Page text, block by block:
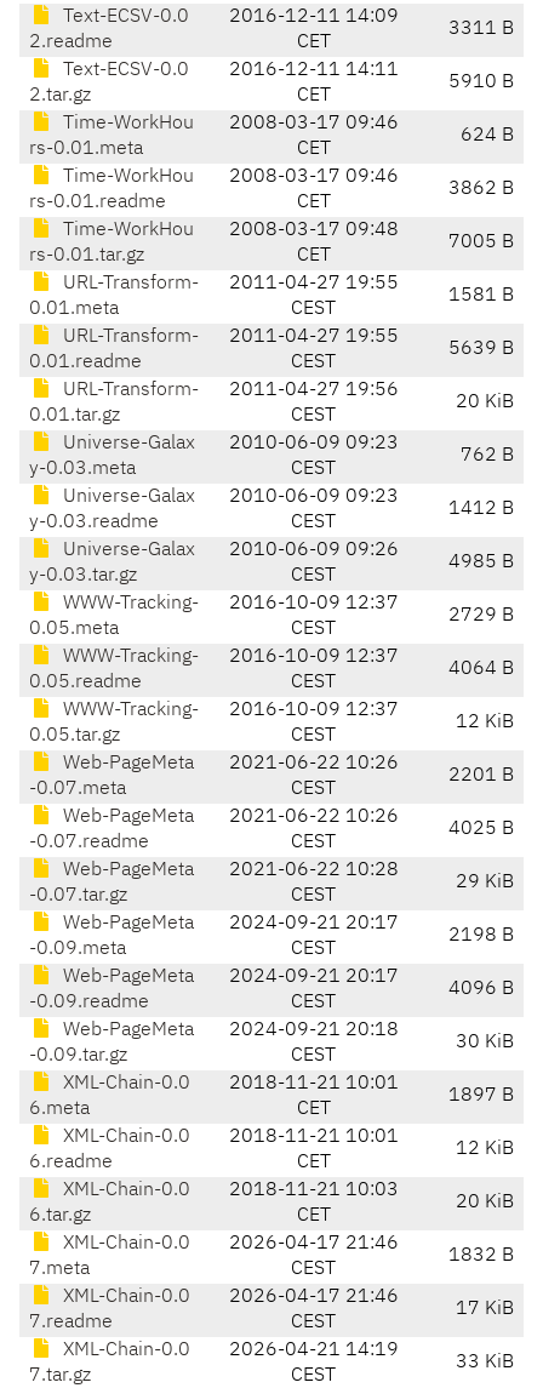
Text-ECSV-0.0
2.readme
2016-12-11 14:09
CET
3311 B
Text-ECSV-0.0
2.tar.gz
2016-12-11 14:11
CET
5910 B
Time-WorkHou
rs-0.01.meta
2008-03-17 09:46
CET
624 B
Time-WorkHou
rs-0.01.readme
2008-03-17 09:46
CET
3862 B
Time-WorkHou
rs-0.01.tar.gz
2008-03-17 09:48
CET
7005 B
URL-Transform-
0.01.meta
2011-04-27 19:55
CEST
1581 B
URL-Transform-
0.01.readme
2011-04-27 19:55
CEST
5639 B
URL-Transform-
0.01.tar.gz
2011-04-27 19:56
CEST
20 KiB
Universe-Galax
y-0.03.meta
2010-06-09 09:23
CEST
762 B
Universe-Galax
y-0.03.readme
2010-06-09 09:23
CEST
1412 B
Universe-Galax
y-0.03.tar.gz
2010-06-09 09:26
CEST
4985 B
WWW-Tracking-
0.05.meta
2016-10-09 12:37
CEST
2729 B
WWW-Tracking-
0.05.readme
2016-10-09 12:37
CEST
4064 B
WWW-Tracking-
0.05.tar.gz
2016-10-09 12:37
CEST
12 KiB
Web-PageMeta
-0.07.meta
2021-06-22 10:26
CEST
2201 B
Web-PageMeta
-0.07.readme
2021-06-22 10:26
CEST
4025 B
Web-PageMeta
-0.07.tar.gz
2021-06-22 10:28
CEST
29 KiB
Web-PageMeta
-0.09.meta
2024-09-21 20:17
CEST
2198 B
Web-PageMeta
-0.09.readme
2024-09-21 20:17
CEST
4096 B
Web-PageMeta
-0.09.tar.gz
2024-09-21 20:18
CEST
30 KiB
XML-Chain-0.0
6.meta
2018-11-21 10:01
CET
1897 B
XML-Chain-0.0
6.readme
2018-11-21 10:01
CET
12 KiB
XML-Chain-0.0
6.tar.gz
2018-11-21 10:03
CET
20 KiB
XML-Chain-0.0
7.meta
2026-04-17 21:46
CEST
1832 B
XML-Chain-0.0
7.readme
2026-04-17 21:46
CEST
17 KiB
XML-Chain-0.0
7.tar.gz
2026-04-21 14:19
CEST
33 KiB